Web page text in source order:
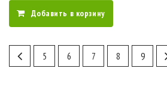
Добавить в корзину
5 6 7 8 9